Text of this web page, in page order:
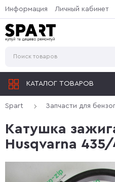
Информация Личный кабинет
КАТАЛОГ ТОВАРОВ
Spart Запчасти для
Катушка
Husqvarna